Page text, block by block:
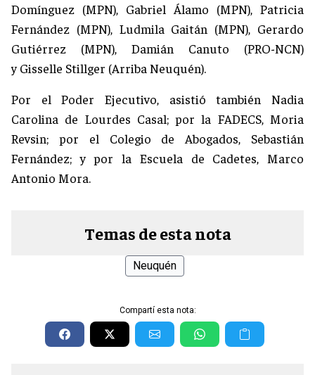
Domínguez (MPN), Gabriel Álamo (MPN), Patricia
Fernández (MPN), Ludmila Gaitán (MPN), Gerardo
Gutiérrez (MPN), Damián Canuto (PRO-NCN)
y Gisselle Stillger (Arriba Neuquén).
Por el Poder Ejecutivo, asistió también Nadia
Carolina de Lourdes Casal; por la FADECS, Moria
Revsin; por el Colegio de Abogados, Sebastián
Fernández; y por la Escuela de Cadetes, Marco
Antonio Mora.
Temas de esta nota
Neuquén
Compartí esta nota: